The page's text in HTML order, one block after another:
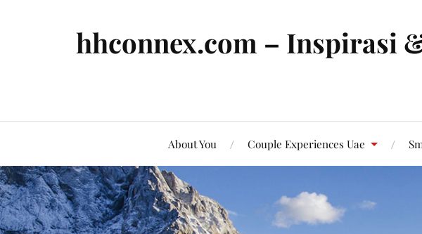
hhconnex.com – Inspirasi
About You Couple Experiences Uae